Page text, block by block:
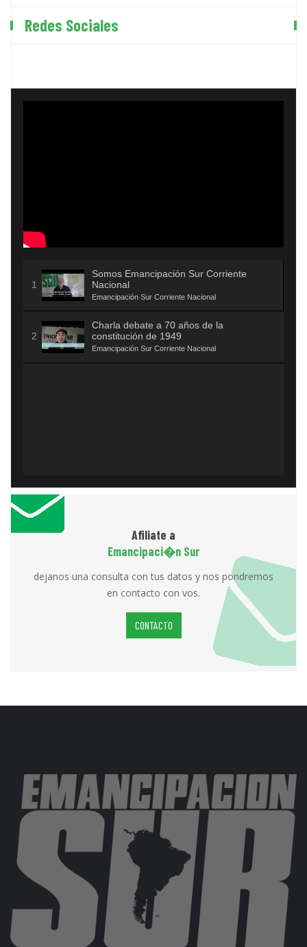
Redes Sociales
Somos Emancipación Sur Corriente
Nacional
Emancipación Sur Corriente Nacional
Charla debate a 70 años de la
constitución de 1949
Emancipación Sur Corriente Nacional
Afiliate a
Emancipaci�n Sur
dejanos una consulta con tus datos y nos pondremos
en contacto con vos.
CONTACTO